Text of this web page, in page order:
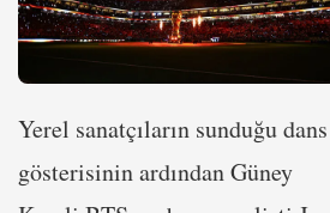
Yerel sanatçıların sunduğu dans
gösterisinin ardından Güney